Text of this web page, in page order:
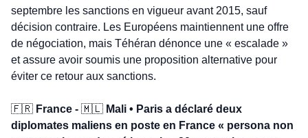
septembre les sanctions en vigueur avant 2015, sauf
décision contraire. Les Européens maintiennent une offre
de négociation, mais Téhéran dénonce une « escalade »
et assure avoir soumis une proposition alternative pour
éviter ce retour aux sanctions.
🇫🇷 France - 🇲🇱 Mali • Paris a déclaré deux
diplomates maliens en poste en France « persona non